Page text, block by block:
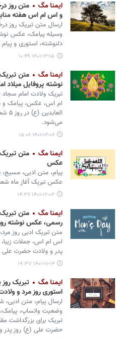
ایمنا مگ
و اس ام اس هفته
ارسال متن تبریک روز
وسیله پیامک، عکس
دلنوشته، استوری و پیام در ۱۵ اسفند
۱۴۰۱-۱۲-۱۵ ۱۰:۴۹
ایمنا مگ
نوشته پروفایل میلاد
تبریک ولادت امام
ام اس، عکس، پیامک و
می‌شود.
۱۴۰۱-۱۲-۰۶ ۱۵:۰۶
ایمنا مگ
عکس
پیام، متن ادبی،
عکس تبریک آغاز ماه شعبان در ۲ اسفند ماه
۱۴۰۱-۱۲-۰۲ ۱۴:۳۶
ایمنا مگ
رسمی، عکس نوشته
متن تبریک ادبی روز
اس ام اس، جملات
پدر و ولادت حضرت
۱۴۰۱-۱۱-۱۴ ۱۹:۳۷
ایمنا مگ
استوری روز مرد و
ارسال پیام، متن ادبی،
وضعیت واتساپ،
حضرت علی (ع) روز پدر